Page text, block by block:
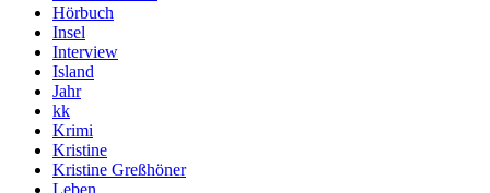
Hörbuch
Insel
Interview
Island
Jahr
kk
Krimi
Kristine
Kristine Greßhöner
Leben